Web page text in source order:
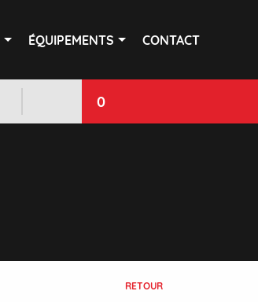
ÉQUIPEMENTS CONTACT
0
RETOUR